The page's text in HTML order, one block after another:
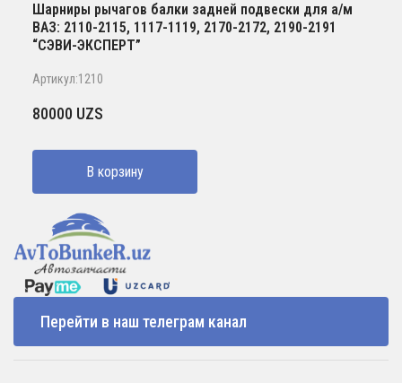
Шарниры рычагов балки задней подвески для а/м
ВАЗ: 2110-2115, 1117-1119, 2170-2172, 2190-2191
“СЭВИ-ЭКСПЕРТ”
Артикул:1210
80000 UZS
В корзину
Перейти в наш телеграм канал